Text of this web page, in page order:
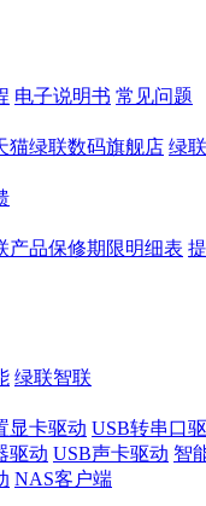
电子说明书 常见问题
猫绿联数码旗舰店 绿
产品保修期限明细表
绿联智联
显卡驱动 USB转串口
驱动 USB声卡驱动 智
NAS客户端